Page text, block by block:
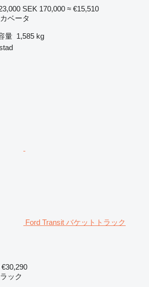
SEK 170,000 ≈ €15,510
ベータ
量 1,585 kg
Ford Transit バケットトラック
€30,290
ック